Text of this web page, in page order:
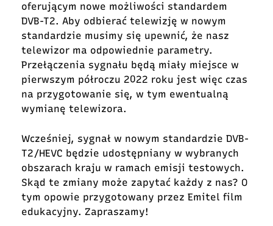
oferującym nowe możliwości standardem
DVB-T2. Aby odbierać telewizję w nowym
standardzie musimy się upewnić, że nasz
telewizor ma odpowiednie parametry.
Przełączenia sygnału będą miały miejsce w
pierwszym półroczu 2022 roku jest więc czas
na przygotowanie się, w tym ewentualną
wymianę telewizora.
Wcześniej, sygnał w nowym standardzie DVB-
T2/HEVC będzie udostępniany w wybranych
obszarach kraju w ramach emisji testowych.
Skąd te zmiany może zapytać każdy z nas? O
tym opowie przygotowany przez Emitel film
edukacyjny. Zapraszamy!